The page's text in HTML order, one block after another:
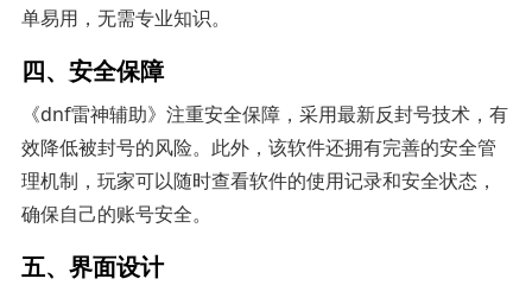
单易用，无需专业知识。
四、安全保障
《dnf雷神辅助》注重安全保障，采用最新反封号技术，有
效降低被封号的风险。此外，该软件还拥有完善的安全管
理机制，玩家可以随时查看软件的使用记录和安全状态，
确保自己的账号安全。
五、界面设计